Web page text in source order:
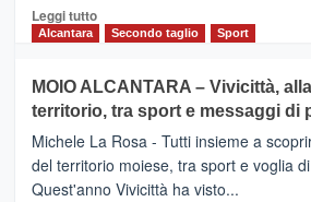
Leggi tuttoLeggi
Torna
la
Supermaratona
dell’Etna
Alcantara Secondo taglio Sport
MOIO ALCANTARA – Vivicittà,
territorio, tra sport e messaggi di
Michele La Rosa - Tutti insieme a
del territorio moiese, tra sport e voglia
Quest'anno Vivicittà ha visto...